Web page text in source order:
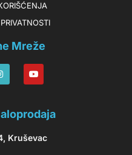
Mreže
Kruševac